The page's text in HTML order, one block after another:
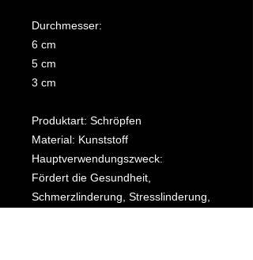
Durchmesser:
6 cm
5 cm
3 cm
Produktart: Schröpfen
Material: Kunststoff
Hauptverwendungszweck:
Fördert die Gesundheit,
Schmerzlinderung, Stresslinderung,